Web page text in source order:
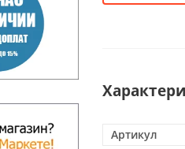
Артикул